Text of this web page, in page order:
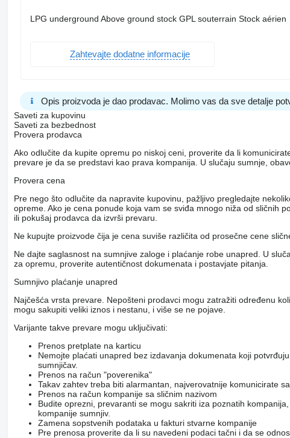
LPG underground Above ground stock GPL souterrain Stock aérien
Zahtevajte dodatne informacije
Opis proizvoda je dao prodavac. Molimo vas da sve detalje
Saveti za kupovinu
Saveti za bezbednost
Provera prodavca
Ako odlučite da kupite opremu po niskoj ceni, proverite da li
prevare je da se predstavi kao prava kompanija. U slučaju sumnje,
Provera cena
Pre nego što odlučite da napravite kupovinu, pažljivo pregledajte
opreme. Ako je cena ponude koja vam se sviđa mnogo niža od sličnih
ili pokušaj prodavca da izvrši prevaru.
Ne kupujte proizvode čija je cena suviše različita od prosečne cene
Ne dajte saglasnost na sumnjive zaloge i plaćanje robe unapred. U
za opremu, proverite autentičnost dokumenata i postavjate pitanja.
Sumnjivo plaćanje unapred
Najčešća vrsta prevare. Nepošteni prodavci mogu zatražiti određenu
mogu sakupiti veliki iznos i nestanu, i više se ne pojave.
Varijante takve prevare mogu uključivati:
Prenos pretplate na karticu
Nemojte plaćati unapred bez izdavanja dokumenata koji
sumnjičav.
Prenos na račun "poverenika"
Takav zahtev treba biti alarmantan, najverovatnije komunicirate
Prenos na račun kompanije sa sličnim nazivom
Budite oprezni, prevaranti se mogu sakriti iza poznatih
kompanije sumnjiv.
Zamena sopstvenih podataka u fakturi stvarne kompanije
Pre prenosa proverite da li su navedeni podaci tačni i da se